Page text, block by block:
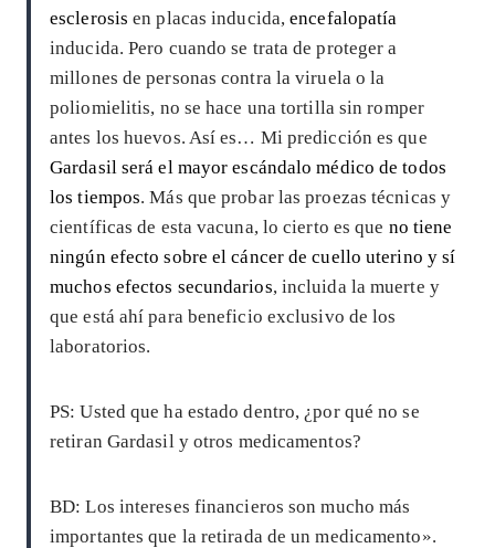
esclerosis en placas inducida,encefalopatía
inducida. Pero cuando se trata de proteger a
millones de personas contra la viruela o la
poliomielitis, no se hace una tortilla sin romper
antes los huevos. Así es… Mi predicción es que
Gardasil será el mayor escándalo médico de todos
los tiempos. Más que probar las proezas técnicas y
científicas de esta vacuna, lo cierto es que no tiene
ningún efecto sobre el cáncer de cuello uterino y sí
muchos efectos secundarios, incluida la muerte y
que está ahí para beneficio exclusivo de los
laboratorios.
PS: Usted que ha estado dentro, ¿por qué no se
retiran Gardasil y otros medicamentos?
BD: Los intereses financieros son mucho más
importantes que la retirada de un medicamento».